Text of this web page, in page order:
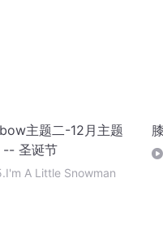
主题二-12月主题
-- 圣诞节
A Little Snowman